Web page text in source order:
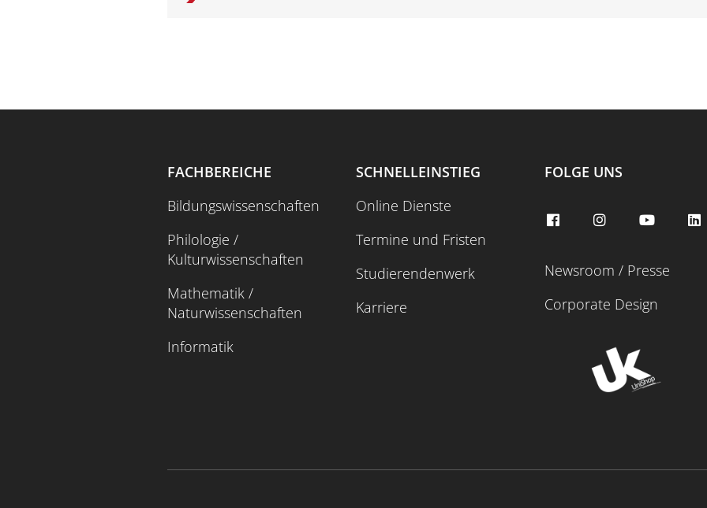
FACHBEREICHE
Bildungswissenschaften
Philologie /
Kulturwissenschaften
Mathematik /
Naturwissenschaften
Informatik
SCHNELLEINSTIEG
Online Dienste
Termine und Fristen
Studierendenwerk
Karriere
FOLGE UNS
Newsroom / Presse
Corporate Design